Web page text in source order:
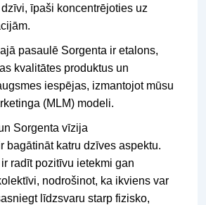
īpaši koncentrējoties uz
pasaulē Sorgenta ir etalons,
kvalitātes produktus un
iespējas, izmantojot mūsu
(MLM) modeli.
Sorgenta vīzija
bagātināt katru dzīves aspektu.
radīt pozitīvu ietekmi gan
nodrošinot, ka ikviens var
līdzsvaru starp fizisko,